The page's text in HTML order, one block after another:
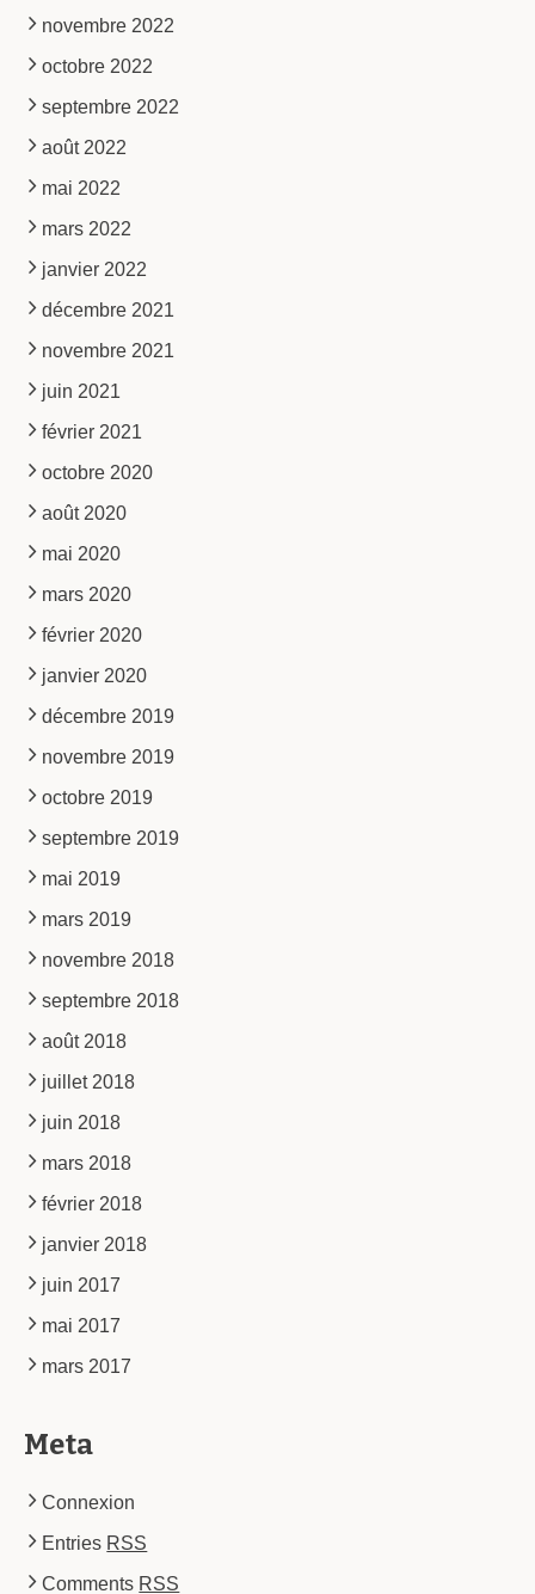
novembre 2022
octobre 2022
septembre 2022
août 2022
mai 2022
mars 2022
janvier 2022
décembre 2021
novembre 2021
juin 2021
février 2021
octobre 2020
août 2020
mai 2020
mars 2020
février 2020
janvier 2020
décembre 2019
novembre 2019
octobre 2019
septembre 2019
mai 2019
mars 2019
novembre 2018
septembre 2018
août 2018
juillet 2018
juin 2018
mars 2018
février 2018
janvier 2018
juin 2017
mai 2017
mars 2017
Meta
Connexion
Entries RSS
Comments RSS